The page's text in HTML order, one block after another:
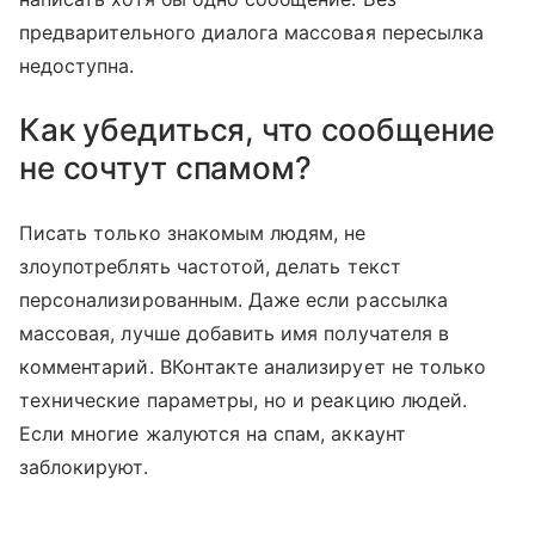
предварительного диалога массовая пересылка
недоступна.
Как убедиться, что сообщение
не сочтут спамом?
Писать только знакомым людям, не
злоупотреблять частотой, делать текст
персонализированным. Даже если рассылка
массовая, лучше добавить имя получателя в
комментарий. ВКонтакте анализирует не только
технические параметры, но и реакцию людей.
Если многие жалуются на спам, аккаунт
заблокируют.